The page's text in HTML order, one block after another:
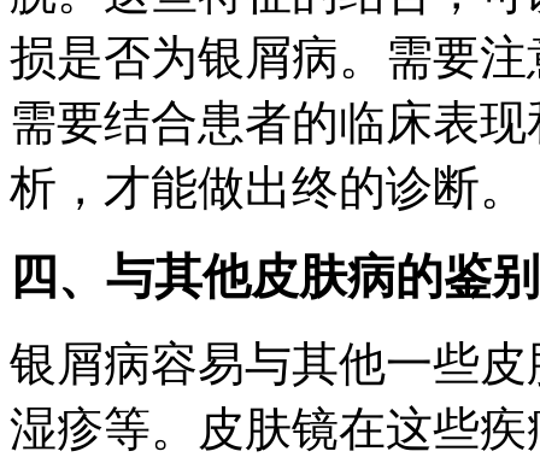
损是否为银屑病。需要
需要结合患者的临床表
析，才能做出终的诊断。
四、与其他皮肤病的鉴
银屑病容易与其他一些
湿疹等。皮肤镜在这些